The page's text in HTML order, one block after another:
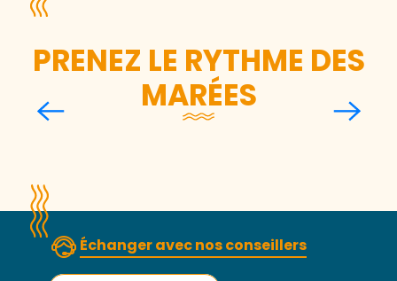
PRENEZ LE RYTHME DES
MARÉES
Initiez-vous à la pêche à
pied responsable
Échanger avec nos conseillers